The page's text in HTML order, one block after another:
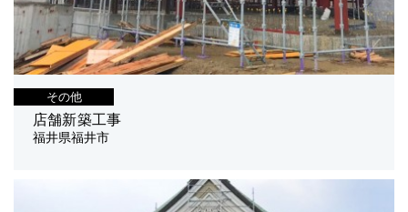
その他
店舗新築工事
福井県福井市